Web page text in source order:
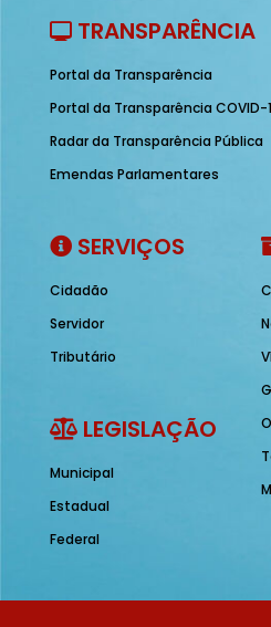
TRANSPARÊNCIA
Portal da Transparência
Portal da Transparência COVID-
Radar da Transparência Pública
Emendas Parlamentares
SERVIÇOS
Cidadão
Servidor
Tributário
LEGISLAÇÃO
Municipal
Estadual
Federal